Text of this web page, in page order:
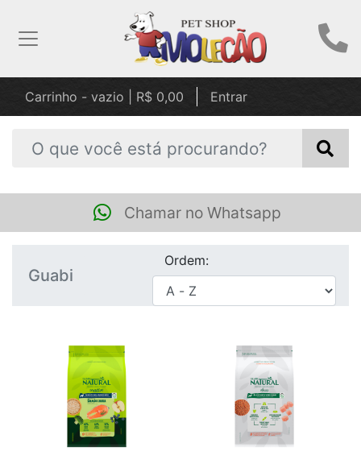
Carrinho - vazio | R$ 0,00 Entrar
Chamar no Whatsapp
Guabi
Ordem: